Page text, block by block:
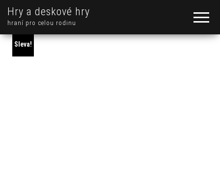
Hry a deskové hry
hraní pro celou rodinu
Sleva!